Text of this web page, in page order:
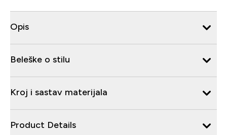
Opis
Beleške o stilu
Kroj i sastav materijala
Product Details